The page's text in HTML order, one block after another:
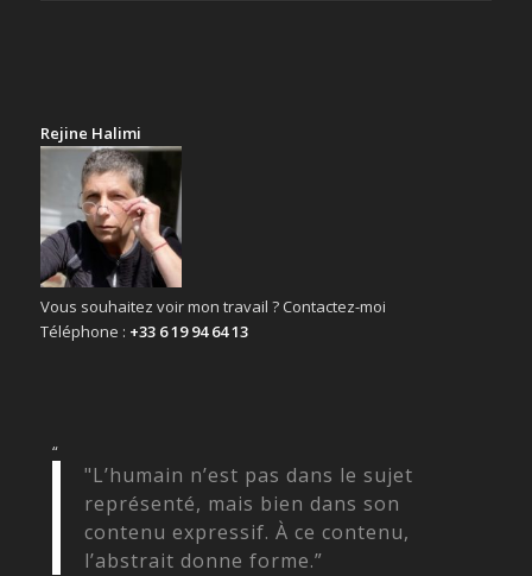
Rejine Halimi
Vous souhaitez voir mon travail ? Contactez-moi
Téléphone : +33 6 19 94 64 13
“
"L’humain n’est pas dans le sujet
représenté, mais bien dans son
contenu expressif. À ce contenu,
l’abstrait donne forme.”